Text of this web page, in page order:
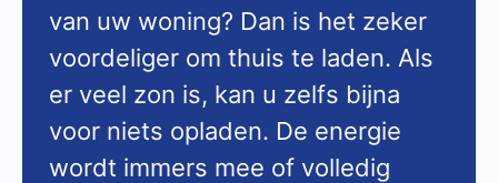
van uw woning? Dan is het zeker
voordeliger om thuis te laden. Als
er veel zon is, kan u zelfs bijna
voor niets opladen. De energie
wordt immers mee of volledig